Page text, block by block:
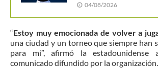
04/08/2026
“Estoy muy emocionada de volver a
una ciudad y un torneo que siempre han
para mí”, afirmó la
comunicado difundido por la organización.